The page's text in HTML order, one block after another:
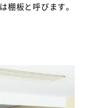
棚板と呼びます。